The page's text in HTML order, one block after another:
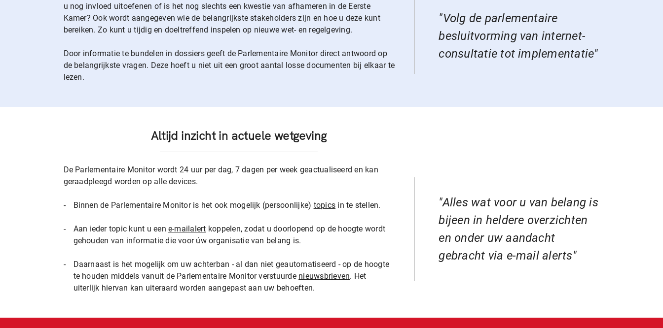
u nog invloed uitoefenen of is het nog slechts een kwestie van afhameren in de Eerste
Kamer? Ook wordt aangegeven wie de belangrijkste stakeholders zijn en hoe u deze kunt
bereiken. Zo kunt u tijdig en doeltreffend inspelen op nieuwe wet- en regelgeving.
Door informatie te bundelen in dossiers geeft de Parlementaire Monitor direct antwoord op
de belangrijkste vragen. Deze hoeft u niet uit een groot aantal losse documenten bij elkaar te
lezen.
"Volg de parlementaire
besluitvorming van internet­
consultatie tot implementatie"
Altijd inzicht in actuele wetgeving
De Parlementaire Monitor wordt 24 uur per dag, 7 dagen per week geactualiseerd en kan
geraadpleegd worden op alle devices.
- Binnen de Parlementaire Monitor is het ook mogelijk (persoonlijke) topics in te stellen.
- Aan ieder topic kunt u een e-mailalert koppelen, zodat u doorlopend op de hoogte wordt
gehouden van informatie die voor úw organisatie van belang is.
-
Daarnaast is het mogelijk om uw achterban - al dan niet geautomatiseerd - op de hoogte
te houden middels vanuit de Parlementaire Monitor verstuurde nieuwsbrieven. Het
uiterlijk hiervan kan uiteraard worden aangepast aan uw behoeften.
"Alles wat voor u van belang is
bijeen in heldere overzichten
en onder uw aandacht
gebracht via e-mail alerts"